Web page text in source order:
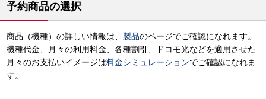
予約商品の選択
商品（機種）の詳しい情報は、 製品のページでご確認になれます。
機種代金、月々の利用料金、各種割引、ドコモ光などを適用させた
月々のお支払いイメージは料金シミュレーションでご確認になれま
す。